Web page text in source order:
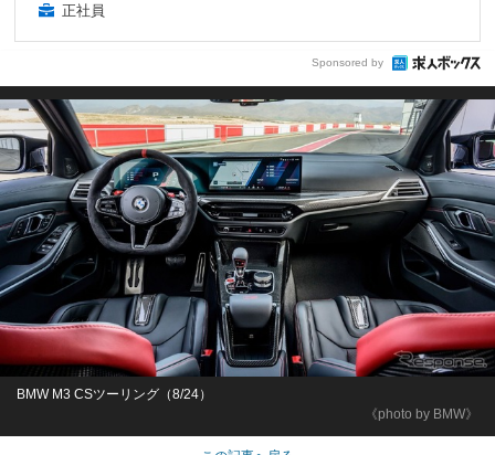
正社員
Sponsored by
《photo by BMW》
BMW M3 CSツーリング（8/24）